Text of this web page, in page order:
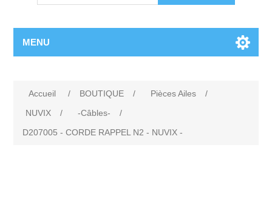
MENU
Accueil / BOUTIQUE / Pièces Ailes
/
NUVIX
/ -Câbles-
/
D207005 - CORDE RAPPEL N2 - NUVIX -